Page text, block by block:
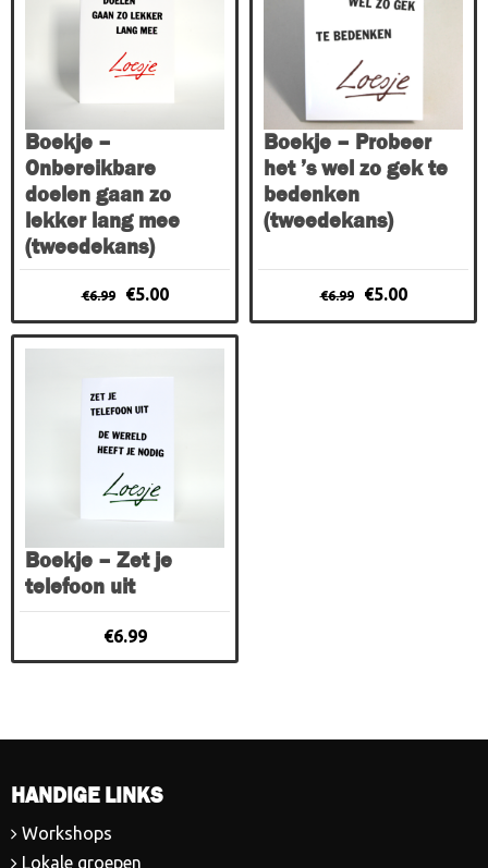
Boekje –
Onbereikbare
doelen gaan zo
lekker lang mee
(tweedekans)
€6.99
Oorspronkelijke
prijs
€5.00Huidige
prijs
Boekje – Probeer
het ’s wel zo gek te
bedenken
(tweedekans)
€6.99
Oorspronkelijke
prijs
€5.00Huidige
prijs
Boekje – Zet je
telefoon uit
€6.99
HANDIGE LINKS
Workshops
Lokale groepen